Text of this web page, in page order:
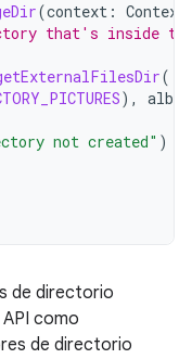
(context : Context
that's inside
(
),
not created" )
de directorio
como
de directorio